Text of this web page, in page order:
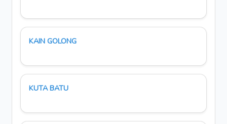
KAIN GOLONG
KUTA BATU